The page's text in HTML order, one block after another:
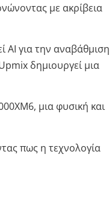
με ακρίβεια
AI για την αναβάθμιση
δημιουργεί μια
μια φυσική και
πως η τεχνολογία